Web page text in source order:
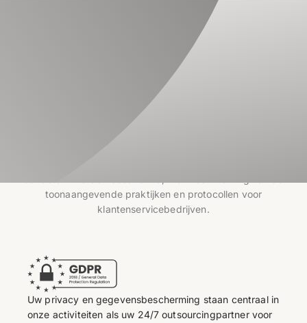
BEVEILIGING
Gegevensveiligheid waarop u
kunt vertrouwen
toonaangevende praktijken en protocollen voor
klantenservicebedrijven.
Uw privacy en gegevensbescherming staan centraal in
onze activiteiten als uw 24/7 outsourcingpartner voor